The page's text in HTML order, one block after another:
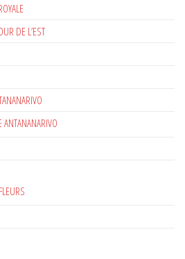
DE L’EST
ANTANANARIVO